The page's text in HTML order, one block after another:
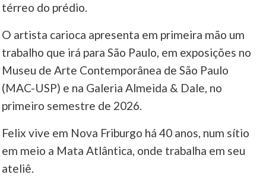
térreo do prédio.
O artista carioca apresenta em primeira mão um
trabalho que irá para São Paulo, em exposições no
Museu de Arte Contemporânea de São Paulo
(MAC-USP) e na Galeria Almeida & Dale, no
primeiro semestre de 2026.
Felix vive em Nova Friburgo há 40 anos, num sítio
em meio a Mata Atlântica, onde trabalha em seu
ateliê.